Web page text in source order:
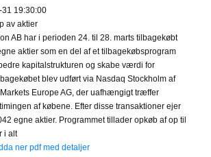
19:30:00
av aktier
AB har i perioden 24. til 28. marts tilbagekøbt
aktier som en del af et tilbagekøbsprogram
kapitalstrukturen og skabe værdi for
blev udført via Nasdaq Stockholm af
Europe AG, der uafhængigt træffer
af købene. Efter disse transaktioner ejer
egne aktier. Programmet tillader opkøb af op til
i alt
ner pdf med detaljer